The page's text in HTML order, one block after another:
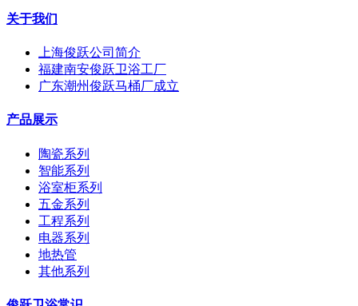
关于我们
上海俊跃公司简介
福建南安俊跃卫浴工厂
广东潮州俊跃马桶厂成立
产品展示
陶瓷系列
智能系列
浴室柜系列
五金系列
工程系列
电器系列
地热管
其他系列